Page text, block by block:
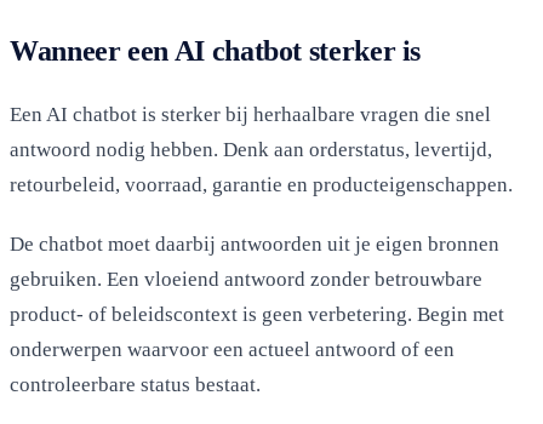
Wanneer een AI chatbot sterker is
Een AI chatbot is sterker bij herhaalbare vragen die snel
antwoord nodig hebben. Denk aan orderstatus, levertijd,
retourbeleid, voorraad, garantie en producteigenschappen.
De chatbot moet daarbij antwoorden uit je eigen bronnen
gebruiken. Een vloeiend antwoord zonder betrouwbare
product- of beleidscontext is geen verbetering. Begin met
onderwerpen waarvoor een actueel antwoord of een
controleerbare status bestaat.